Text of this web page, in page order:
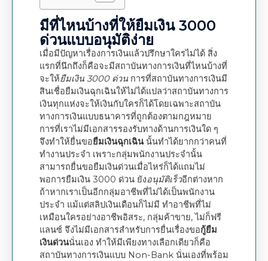
มีที่ไหนบ้างที่ให้ยืมเงิน 3000
ด่วนแบบอนุมัติง่าย
เมื่อมีปัญหาเรื่องการเงินแล้วปรึกษาใครไม่ได้ สิ่ง
แรกที่นึกถึงก็คือจะมีสถาบันทางการเงินที่ไหนบ้างที่
จะให้ยืมเงิน 3000 ด่วน การที่สถาบันทางการเงินมี
สินเชื่อยืมเงินฉุกเฉินให้ไม่ได้แปลว่าสถาบันทางการ
เงินทุกแห่งจะให้เงินกับใครก็ได้โดยเฉพาะสถาบัน
ทางการเงินแบบธนาคารที่ถูกต้องตามกฎหมาย
การที่เราไม่มีเอกสารรองรับทางด้านการเงินใด ๆ
จึงทำให้ยื่นขอยืมเงินฉุกเฉินนั้นทำได้ยากกว่าคนที่
ทำงานประจำ เพราะกลุ่มพนักงานประจำนั้น
สามารถยื่นขอยืมเงินด่วนเมื่อไหร่ก็ได้แถมไม่
พอการยืมเงิน 3000 ด่วน ยังอนุมัติเร็วอีกต่างหาก
ถ้าหากเราเป็นอีกกลุ่มอาชีพที่ไม่ได้เป็นพนักงาน
ประจำ แม้แต่สลิปเงินเดือนก็ไม่มี ทำอาชีพที่ไม่
เหมือนใครอย่างอาชีพอิสระ, กลุ่มค้าขาย, ไม่ก็ฟรี
แลนซ์ จึงไม่มีเอกสารสำหรับการยื่นเรื่องขอกู้ยืม
เงินด่วนนั่นเอง ทำให้มีเพียงทางเลือกเดียวก็คือ
สถาบันทางการเงินแบบ Non-Bank นั่นเองที่พร้อม